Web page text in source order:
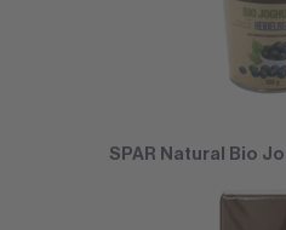
SPAR Natural Bio